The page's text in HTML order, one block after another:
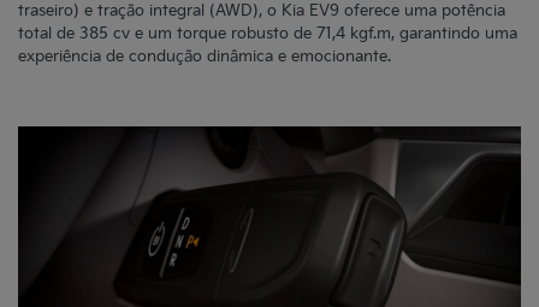
traseiro) e tração integral (AWD), o Kia EV9 oferece uma potência
total de 385 cv e um torque robusto de 71,4 kgf.m, garantindo uma
experiência de condução dinâmica e emocionante.